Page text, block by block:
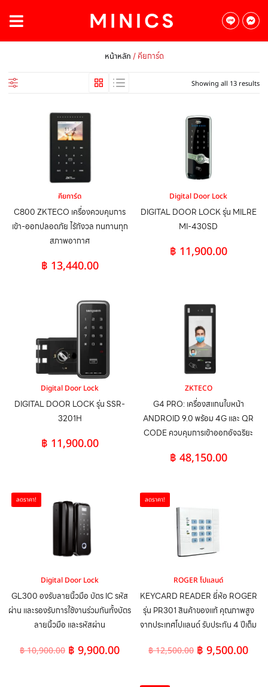
หน้าหลัก / คียการ์ด
Showing all 13 results
คียการ์ด
C800 ZKTECO เครื่องควบคุมการ
เข้า-ออกปลอดภัย ไร้กังวล ทนทานทุก
สภาพอากาศ
฿ 13,440.00
Digital Door Lock
DIGITAL DOOR LOCK รุ่น MILRE
MI-430SD
฿ 11,900.00
Digital Door Lock
DIGITAL DOOR LOCK รุ่น SSR-
3201H
฿ 11,900.00
ZKTECO
G4 PRO: เครื่องสแกนใบหน้า
ANDROID 9.0 พร้อม 4G และ QR
CODE ควบคุมการเข้าออกอัจฉริยะ
฿ 48,150.00
ลดราคา!
Digital Door Lock
GL300 องรับลายนิ้วมือ บัตร IC รหัส
ผ่าน และรองรับการใช้งานร่วมกันทั้งบัตร
ลายนิ้วมือ และรหัสผ่าน
฿10,900.00 ฿ 9,900.00
ลดราคา!
ROGER โปแลนด์
KEYCARD READER ยี่ห้อ ROGER
รุ่น PR301 สินค้าของแท้ คุณภาพสูง
จากประเทศโปแลนด์ รับประกัน 4 ปีเต็ม
฿12,500.00 ฿ 9,500.00